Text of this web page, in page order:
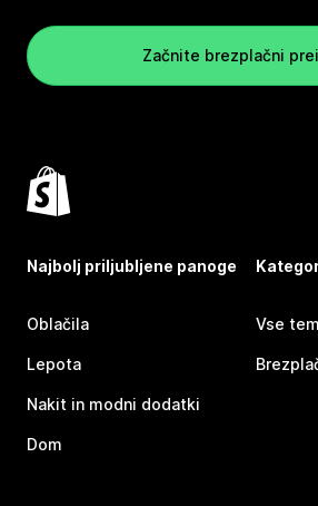
Začnite brezplačni
Najbolj priljubljene panoge
Oblačila
Lepota
Nakit in modni dodatki
Dom
Vse